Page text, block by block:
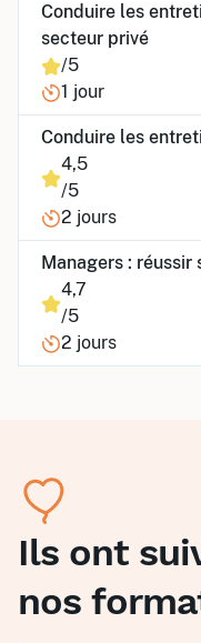
Conduire les
secteur privé
/5
1 jour
Conduire les
4,5
/5
2 jours
Managers : réussir
4,7
/5
2 jours
Ils ont
nos